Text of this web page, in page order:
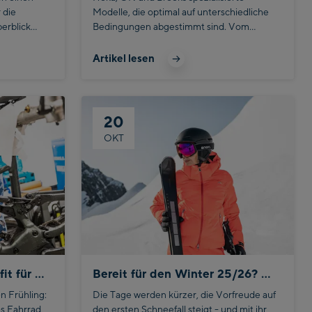
die
nämlich
Zuerst
Art von
viele
grob
Modelle, die optimal auf unterschiedliche
Bedingungen abgestimmt sind. Vom
griffigen Trail-Allrounder, jede Kategorie
Artikel lesen
So machst du dein Bike fit für den Frühling
Frühling:
Fahrrad
20
OKT
Bereit für den Winter 25/26? Diese Highlights darfst du nicht verpassen!
Die Tage werden kürzer, die Vorfreude auf
den ersten Schneefall steigt - und mit ihr